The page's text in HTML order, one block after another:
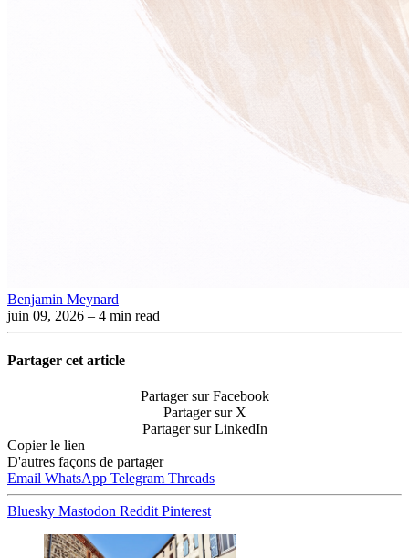
Benjamin Meynard
juin 09, 2026 – 4 min read
Partager cet article
Partager sur Facebook
Partager sur X
Partager sur LinkedIn
Copier le lien
D'autres façons de partager
Email WhatsApp Telegram Threads
Bluesky Mastodon Reddit Pinterest